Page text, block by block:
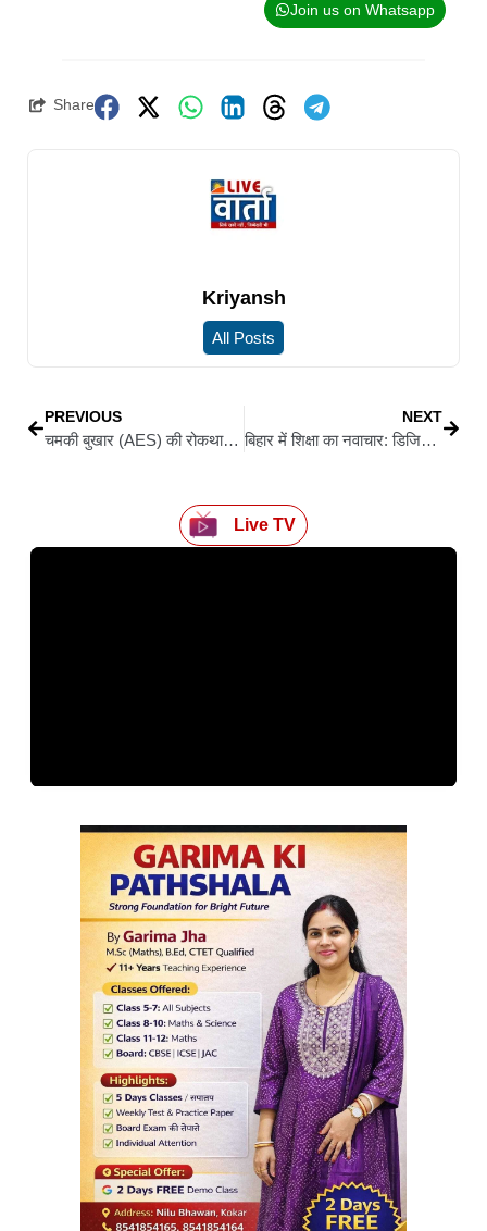
Join us on Whatsapp
Share
Kriyansh
All Posts
PREVIOUS
चमकी बुखार (AES) की रोकथाम को लेकर बिहार सरकार अलर्ट, मुख्य सचिव ने दिए सख्त निर्देश
NEXT
बिहार में शिक्षा का नवाचार: डिजिटल स्टोरीज़ और सामुदायिक सहभागिता से बदल रही सीखने की तस्वीर
Live TV